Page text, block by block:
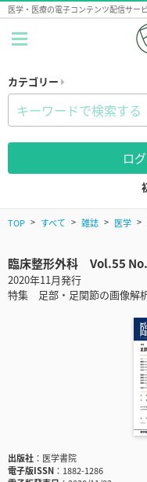
医学・医療の電子コンテンツ配信サー
カテゴリー
ロ
TOP すべて 雑誌 医学
臨床整形外科 Vol.55
2020年11月発行
特集 足部・足関節の画像解
出版社
医学書院
電子版ISSN
1882-1286